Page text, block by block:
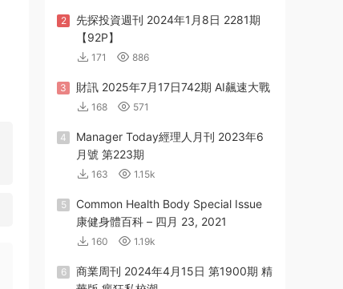
2
先探投資週刊 2024年1月8日 2281期
【92P】
171 886
3 財訊 2025年7月17日742期 AI飆速大戰
168 571
4
Manager Today經理人月刊 2023年6
月號 第223期
163 1.15k
5
Common Health Body Special Issue
康健身體百科 – 四月 23, 2021
160 1.19k
6
商業周刊 2024年4月15日 第1900期 精